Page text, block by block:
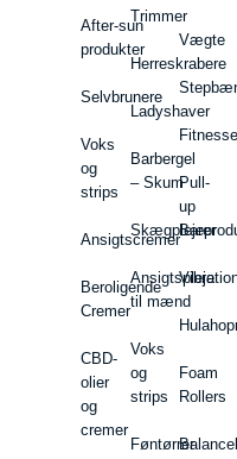
After-sun
produkter
Selvbrunere
Voks
og
strips
Ansigtscremer
Beroligende
Cremer
CBD-
olier
og
cremer
Trimmer
Herreskrabere
Ladyshaver
Barbergel
– Skum
Ansigtspleje
til mænd
Voks
og
strips
Føntørrer
Vægte
Pull-
up
Barer
Foam
Rollers